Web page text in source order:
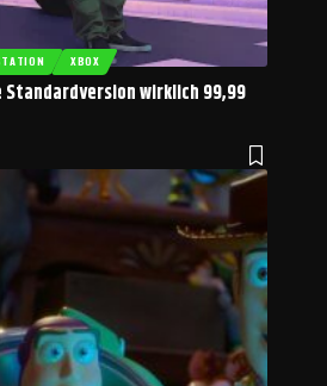
XBOX
Standardversion wirklich 99,99